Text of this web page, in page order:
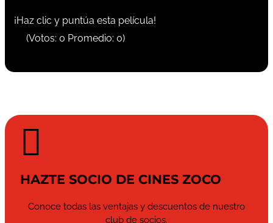
¡Haz clic y puntúa esta película!
(Votos: 0 Promedio: 0)

HAZTE SOCIO DE CINES ZOCO
Conoce todas las ventajas y descuentos de nuestro
club de socios.